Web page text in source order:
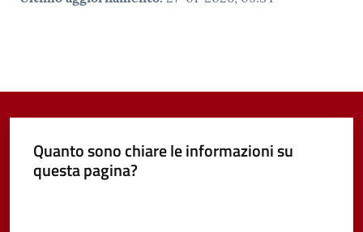
Quanto sono chiare le informazioni su
questa pagina?